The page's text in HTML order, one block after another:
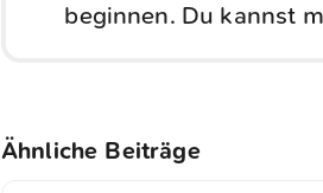
beginnen. Du kannst
Ähnliche Beiträge